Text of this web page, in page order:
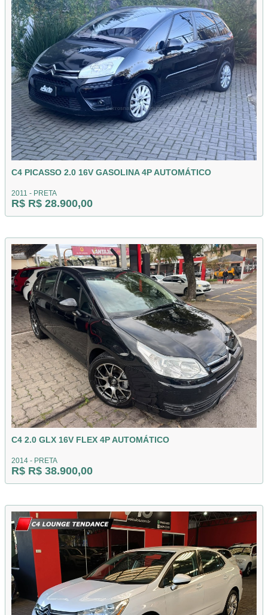
C4 PICASSO 2.0 16V GASOLINA 4P AUTOMÁTICO
2011 - PRETA
R$ R$ 28.900,00
C4 2.0 GLX 16V FLEX 4P AUTOMÁTICO
2014 - PRETA
R$ R$ 38.900,00